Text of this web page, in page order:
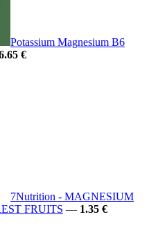
Potassium Magnesium B6
€
7Nutrition - MAGNESIUM
FRUITS — 1.35 €